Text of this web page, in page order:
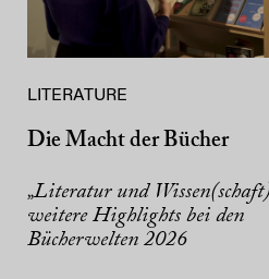
LITERATURE
Die Macht der Bücher
„Literatur und
weitere Highlights bei den
Bücherwelten 2026